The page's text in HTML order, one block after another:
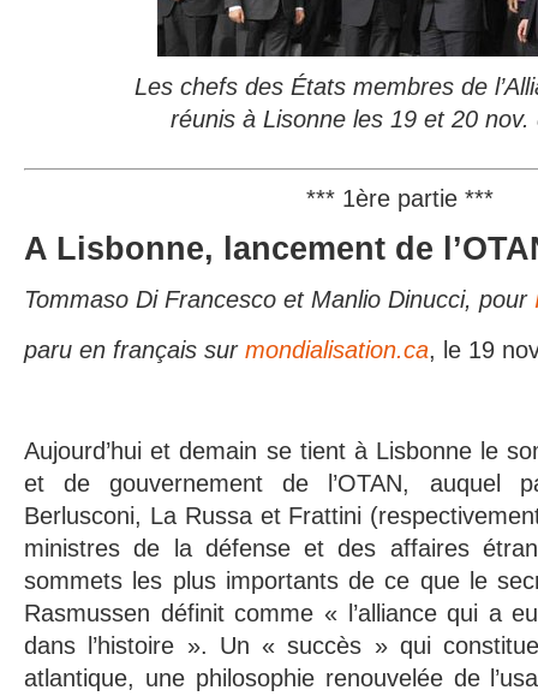
Les chefs des États membres de
réunis à Lisonne les 19 et 20 nov.
*** 1ère partie ***
A Lisbonne, lancement de
Tommaso Di Francesco et Manlio Dinucci, pour
paru en français sur mondialisation.ca, le 19
Aujourd’hui et demain se tient à Lisbonne le
et de gouvernement de l’OTAN, auquel
Berlusconi, La Russa et Frattini
ministres de la défense et des affaires
sommets les plus importants de ce que le
Rasmussen définit comme « l’alliance qui a
dans l’histoire ». Un « succès » qui
atlantique, une philosophie renouvelée de